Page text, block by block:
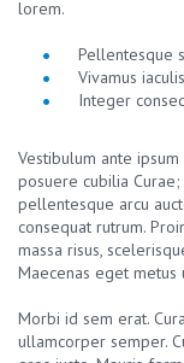
lorem.
Pellentesque
Vivamus
Integer
Vestibulum ante
posuere cubilia
pellentesque arcu
consequat rutrum.
massa risus,
Maecenas eget metus
Morbi id sem erat.
ullamcorper semper.